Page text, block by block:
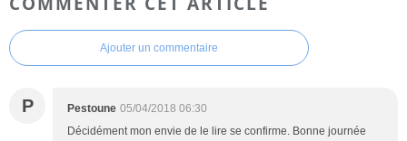
Ajouter un commentaire
P Pestoune 05/04/2018 06:30
Décidément mon envie de le lire se confirme. Bonne journée